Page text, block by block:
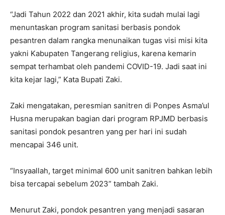
“Jadi Tahun 2022 dan 2021 akhir, kita sudah mulai lagi
menuntaskan program sanitasi berbasis pondok
pesantren dalam rangka menunaikan tugas visi misi kita
yakni Kabupaten Tangerang religius, karena kemarin
sempat terhambat oleh pandemi COVID-19. Jadi saat ini
kita kejar lagi,” Kata Bupati Zaki.
Zaki mengatakan, peresmian sanitren di Ponpes Asma’ul
Husna merupakan bagian dari program RPJMD berbasis
sanitasi pondok pesantren yang per hari ini sudah
mencapai 346 unit.
“Insyaallah, target minimal 600 unit sanitren bahkan lebih
bisa tercapai sebelum 2023” tambah Zaki.
Menurut Zaki, pondok pesantren yang menjadi sasaran